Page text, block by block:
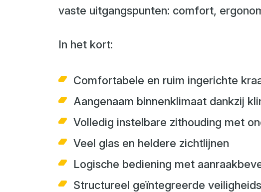
vaste uitgangspunten: comfort,
In het kort:
Comfortabele en ruim ingerichte
Aangenaam binnenklimaat dankzij
Volledig instelbare zithouding met
Veel glas en heldere zichtlijnen
Logische bediening met
Structureel geïntegreerde